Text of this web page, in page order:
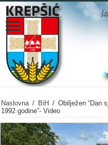
Naslovna / BiH / Obilježen “Dan
1992 godine”- Video